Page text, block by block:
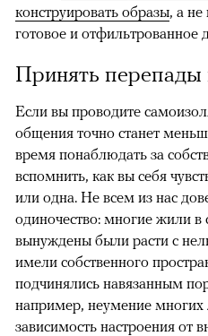
конструировать образы, а
готовое и отфильтрованное
Принять перепады
Если вы проводите
общения точно станет
время понаблюдать за
вспомнить, как вы себя
или одна. Не всем из нас
одиночество: многие жили в
вынуждены были расти с
имели собственного
подчинялись навязанным
например, неумение многих
зависимость настроения от